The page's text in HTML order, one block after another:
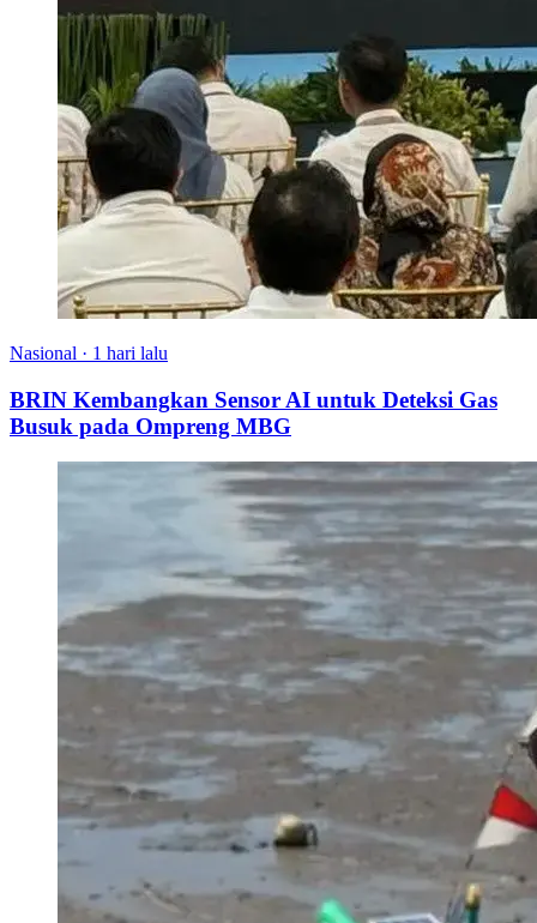
Nasional · 1 hari lalu
BRIN Kembangkan Sensor AI untuk Deteksi Gas
Busuk pada Ompreng MBG